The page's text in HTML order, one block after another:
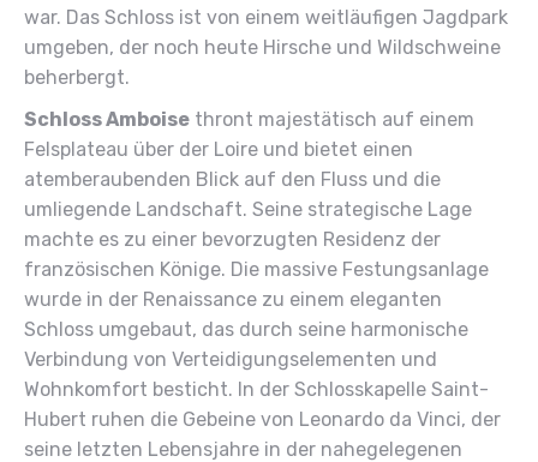
war. Das Schloss ist von einem weitläufigen Jagdpark
umgeben, der noch heute Hirsche und Wildschweine
beherbergt.
Schloss Amboise thront majestätisch auf einem
Felsplateau über der Loire und bietet einen
atemberaubenden Blick auf den Fluss und die
umliegende Landschaft. Seine strategische Lage
machte es zu einer bevorzugten Residenz der
französischen Könige. Die massive Festungsanlage
wurde in der Renaissance zu einem eleganten
Schloss umgebaut, das durch seine harmonische
Verbindung von Verteidigungselementen und
Wohnkomfort besticht. In der Schlosskapelle Saint-
Hubert ruhen die Gebeine von Leonardo da Vinci, der
seine letzten Lebensjahre in der nahegelegenen